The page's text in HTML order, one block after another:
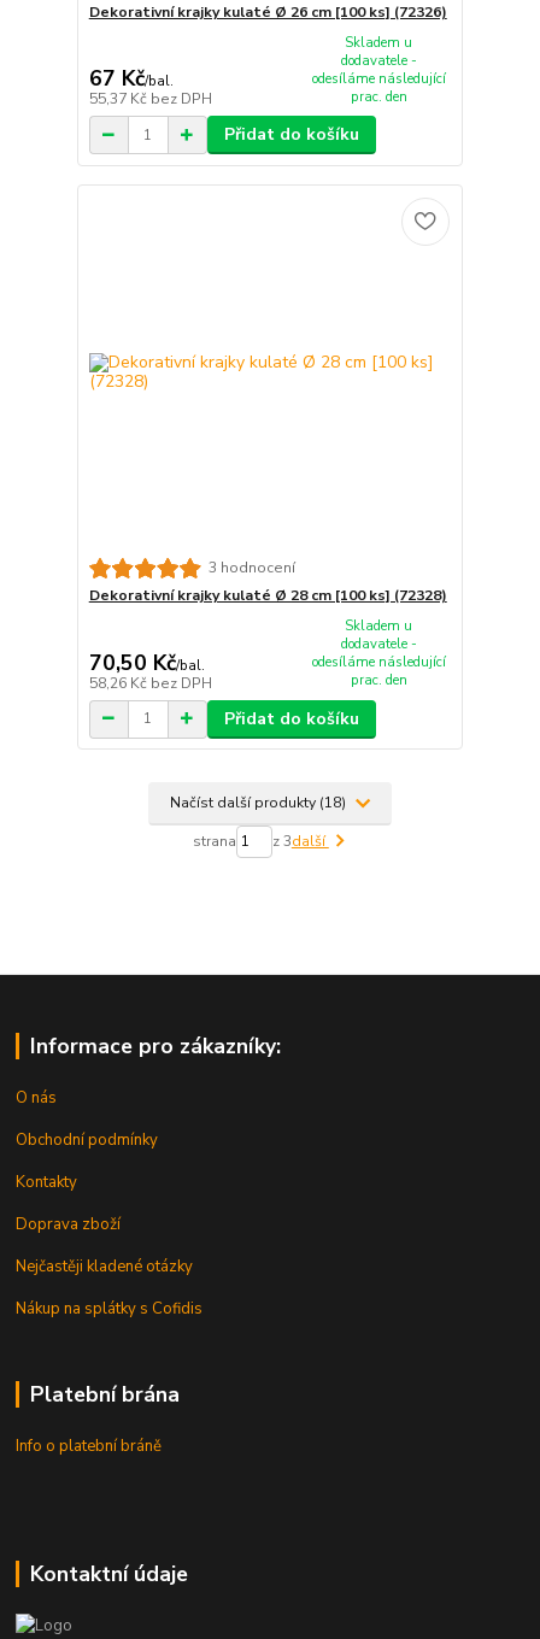
Dekorativní krajky kulaté Ø 26 cm [100 ks] (72326)
67 Kč/bal.
55,37 Kč bez DPH
Skladem u
dodavatele -
odesíláme následující
prac. den
Přidat do košíku
3 hodnocení
Dekorativní krajky kulaté Ø 28 cm [100 ks] (72328)
70,50 Kč/bal.
58,26 Kč bez DPH
Skladem u
dodavatele -
odesíláme následující
prac. den
Přidat do košíku
Načíst další produkty (18)
strana z 3další
Informace pro zákazníky:
O nás
Obchodní podmínky
Kontakty
Doprava zboží
Nejčastěji kladené otázky
Nákup na splátky s Cofidis
Platební brána
Info o platební bráně
Kontaktní údaje